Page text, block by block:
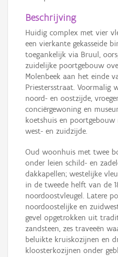
Beschrijving
Huidig complex met vier
een vierkante gekasseide
toegankelijk via Bruul,
zuidelijke poortgebouw
Molenbeek aan het einde
Priestersstraat. Voormalig
noord- en oostzijde,
conciërgewoning en
koetshuis en poortgebouw
west- en zuidzijde.
Oud woonhuis met twee
onder leien schild- en
dakkapellen; westelijke
in de tweede helft van de
noordoostvleugel. Latere
noordoostelijke en
gevel opgetrokken uit
zandsteen, zes traveeën
beluikte kruiskozijnen en
kloosterkozijnen onder